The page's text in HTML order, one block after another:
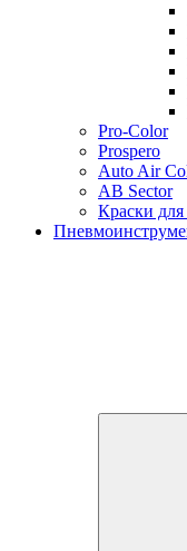
Pro-Color
Prospero
Auto Air
AB Sector
Краски